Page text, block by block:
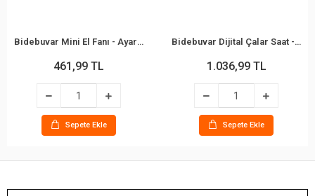
Bidebuvar Mini El Fanı - Ayarlanabilir Hız - Dijital Gösterge - 5W - Karışık Renk
461,99 TL
Sepete Ekle
Bidebuvar Dijital Çalar Saat - Bluetooth Özellikli Mini Hoparlör - USB Şarjlı - Işıklı
1.036,99 TL
Sepete Ekle